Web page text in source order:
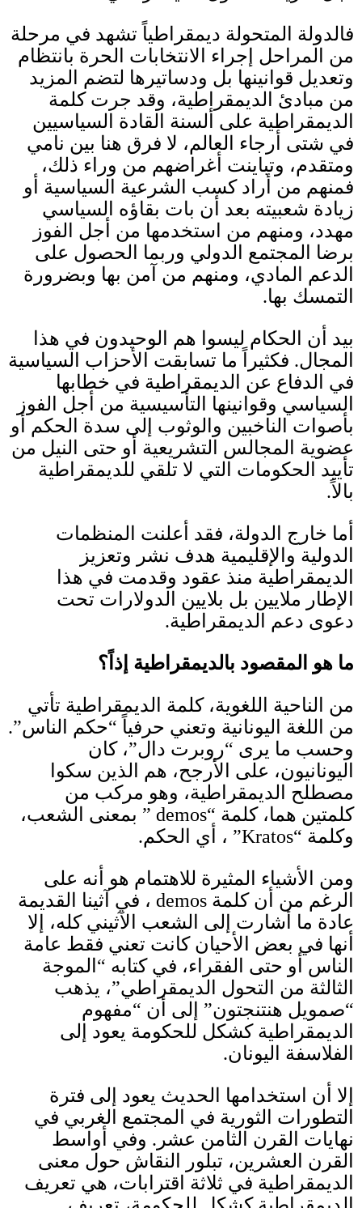
فالدولة المتحولة ديمقراطياً تشهد في مرحلة
من المراحل إجراء الانتخابات الحرة بانتظام
وتعديل قوانينها بل ودساتيرها لتضم المزيد
من مبادئ الديمقراطية، وقد جرت كلمة
الديمقراطية على ألسنة القادة السياسيين
في شتى أرجاء العالم، لا فرق هنا بين نامي
ومتقدم، وتباينت أغراضهم من وراء ذلك،
فمنهم من أراد كسب الشرعية السياسية أو
زيادة شعبيته بعد أن بات بقاؤه السياسي
مهدد، ومنهم من استخدمها من أجل الفوز
برضا المجتمع الدولي وربما الحصول على
الدعم المادي، ومنهم من آمن بها وبضرورة
التمسك بها.
بيد أن الحكام ليسوا هم الوحيدون في هذا
المجال. فكثيراً ما تسابقت الأحزاب السياسية
في الدفاع عن الديمقراطية في خطابها
السياسي وقوانينها التأسيسية من أجل الفوز
بأصوات الناخبين والوثوب إلى سدة الحكم أو
عضوية المجالس التشريعية أو حتى النيل من
تأييد الحكومات التي لا تلقي للديمقراطية
بالاً.
أما خارج الدولة، فقد أعلنت المنظمات
الدولية والإقليمية هدف نشر وتعزيز
الديمقراطية منذ عقود وقدمت في هذا
الإطار ملايين بل بلايين الدولارات تحت
دعوى دعم الديمقراطية.
ما هو المقصود بالديمقراطية إذاً؟
من الناحية اللغوية، كلمة الديمقراطية تأتي
من اللغة اليونانية وتعني حرفياً “حكم الناس”.
وحسب ما يرى “روبرت دال”، كان
اليونانيون، على الأرجح، هم الذين سكوا
مصطلح الديمقراطية، وهو مركب من
كلمتين هما، كلمة “demos ”
بمعنى الشعب،
وكلمة “Kratos” ، أي الحكم.
ومن الأشياء المثيرة للاهتمام هو أنه على
الرغم من أن كلمة demos ، في آثينا القديمة
عادة ما أشارت إلى الشعب الآثيني كله، إلا
أنها في بعض الأحيان كانت تعني فقط عامة
الناس أو حتى الفقراء، في كتابه “الموجة
الثالثة من التحول الديمقراطي”، يذهب
“صمويل هنتنجتون” إلى أن “مفهوم
الديمقراطية كشكل للحكومة يعود إلى
الفلاسفة اليونان.
إلا أن استخدامها الحديث يعود إلى فترة
التطورات الثورية في المجتمع الغربي في
نهايات القرن الثامن عشر . وفي أواسط
القرن العشرين، تبلور النقاش حول معنى
الديمقراطية في ثلاثة اقترابات، هي تعريف